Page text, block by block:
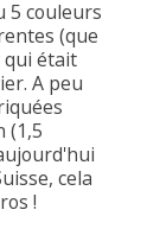
5 couleurs
(que
qui était
A peu
(1,5
cela
!